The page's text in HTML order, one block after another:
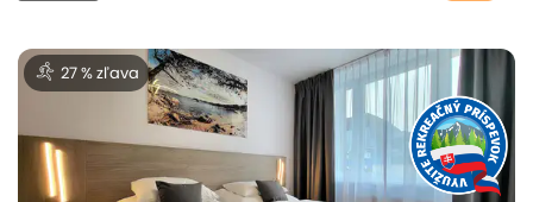
27 % zľava